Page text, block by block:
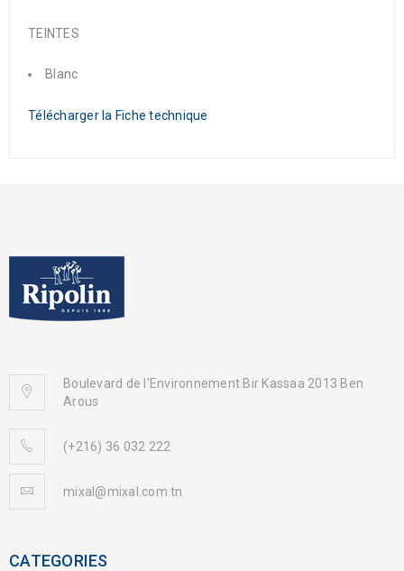
TEINTES
Blanc
Télécharger la Fiche technique
Boulevard de l'Environnement Bir Kassaa 2013 Ben
Arous
(+216) 36 032 222
mixal@mixal.com.tn
CATEGORIES